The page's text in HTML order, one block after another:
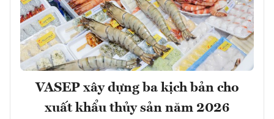
VASEP xây dựng ba kịch bản cho
xuất khẩu thủy sản năm 2026